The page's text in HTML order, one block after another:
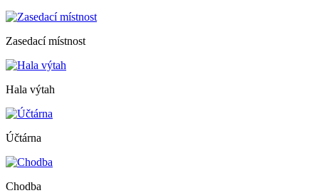
Zasedací místnost
Hala výtah
Účtárna
Chodba